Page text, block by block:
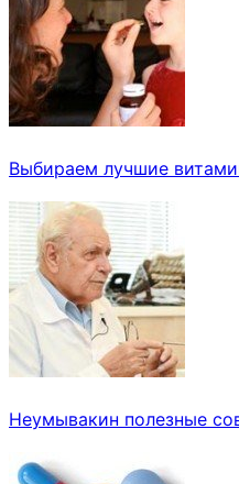
Выбираем лучшие
Неумывакин полезные